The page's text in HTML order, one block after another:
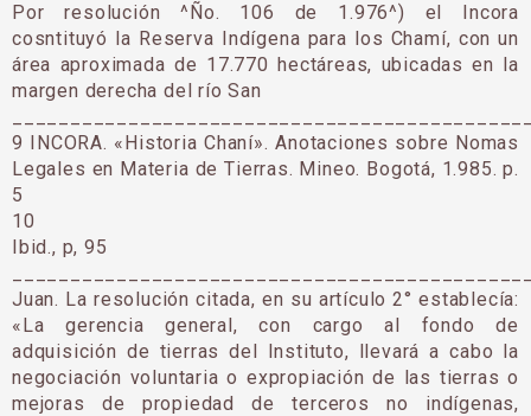
Por resolución ^Ño. 106 de 1.976^) el Incora
cosntituyó la Reserva Indígena para los Chamí, con un
área aproximada de 17.770 hectáreas, ubicadas en la
margen derecha del río San
9 INCORA. «Historia Chaní». Anotaciones sobre Nomas
Legales en Materia de Tierras. Mineo. Bogotá, 1.985. p.
5
10
Ibid., p, 95
Juan. La resolución citada, en su artículo 2° establecía:
«La gerencia general, con cargo al fondo de
adquisición de tierras del Instituto, llevará a cabo la
negociación voluntaria o expropiación de las tierras o
mejoras de propiedad de terceros no indígenas,